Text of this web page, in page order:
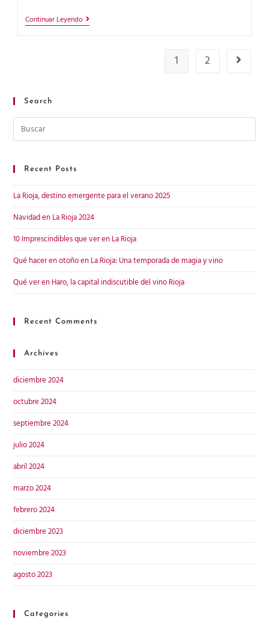
Continuar Leyendo
1 2
Search
Recent Posts
La Rioja, destino emergente para el verano 2025
Navidad en La Rioja 2024
10 Imprescindibles que ver en La Rioja
Qué hacer en otoño en La Rioja: Una temporada de magia y vino
Qué ver en Haro, la capital indiscutible del vino Rioja
Recent Comments
Archives
diciembre 2024
octubre 2024
septiembre 2024
julio 2024
abril 2024
marzo 2024
febrero 2024
diciembre 2023
noviembre 2023
agosto 2023
Categories